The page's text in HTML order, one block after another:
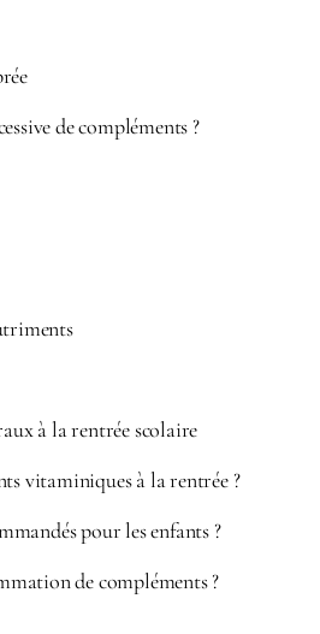
de compléments ?
à la rentrée scolaire
vitaminiques à la rentrée ?
pour les enfants ?
de compléments ?